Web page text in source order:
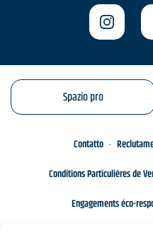
Spazio pro
Contatto
Conditions Particulières de
Engagements éco-